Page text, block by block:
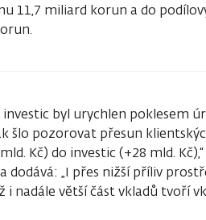
11,7 miliard korun a do
byl urychlen poklesem
šlo pozorovat přesun
Kč) do investic (+28 mld.
dodává: „I přes nižší příliv
nadále větší část vkladů tvoří